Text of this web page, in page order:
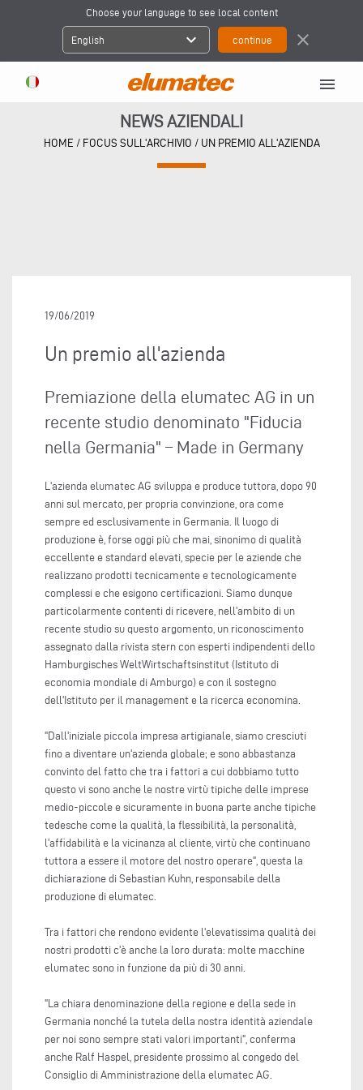
Choose your language to see local content
English expand_more close
menu
NEWS AZIENDALI
HOME / FOCUS SULL'ARCHIVIO / UN PREMIO ALL'AZIENDA
19/06/2019
Un premio all'azienda
Premiazione della elumatec AG in un
recente studio denominato "Fiducia
nella Germania" – Made in Germany
L'azienda elumatec AG sviluppa e produce tuttora, dopo 90
anni sul mercato, per propria convinzione, ora come
sempre ed esclusivamente in Germania. Il luogo di
produzione è, forse oggi più che mai, sinonimo di qualità
eccellente e standard elevati, specie per le aziende che
realizzano prodotti tecnicamente e tecnologicamente
complessi e che esigono certificazioni. Siamo dunque
particolarmente contenti di ricevere, nell'ambito di un
recente studio su questo argomento, un riconoscimento
assegnato dalla rivista stern con esperti indipendenti dello
Hamburgisches WeltWirtschaftsinstitut (Istituto di
economia mondiale di Amburgo) e con il sostegno
dell'Istituto per il management e la ricerca economina.
"Dall'iniziale piccola impresa artigianale, siamo cresciuti
fino a diventare un'azienda globale; e sono abbastanza
convinto del fatto che tra i fattori a cui dobbiamo tutto
questo vi sono anche le nostre virtù tipiche delle imprese
medio-piccole e sicuramente in buona parte anche tipiche
tedesche come la qualità, la flessibilità, la personalità,
l'affidabilità e la vicinanza al cliente, virtù che continuano
tuttora a essere il motore del nostro operare", questa la
dichiarazione di Sebastian Kuhn, responsabile della
produzione di elumatec.
Tra i fattori che rendono evidente l'elevatissima qualità dei
nostri prodotti c'è anche la loro durata: molte macchine
elumatec sono in funzione da più di 30 anni.
"La chiara denominazione della regione e della sede in
Germania nonché la tutela della nostra identità aziendale
per noi sono sempre stati valori importanti", conferma
anche Ralf Haspel, presidente prossimo al congedo del
Consiglio di Amministrazione della elumatec AG.